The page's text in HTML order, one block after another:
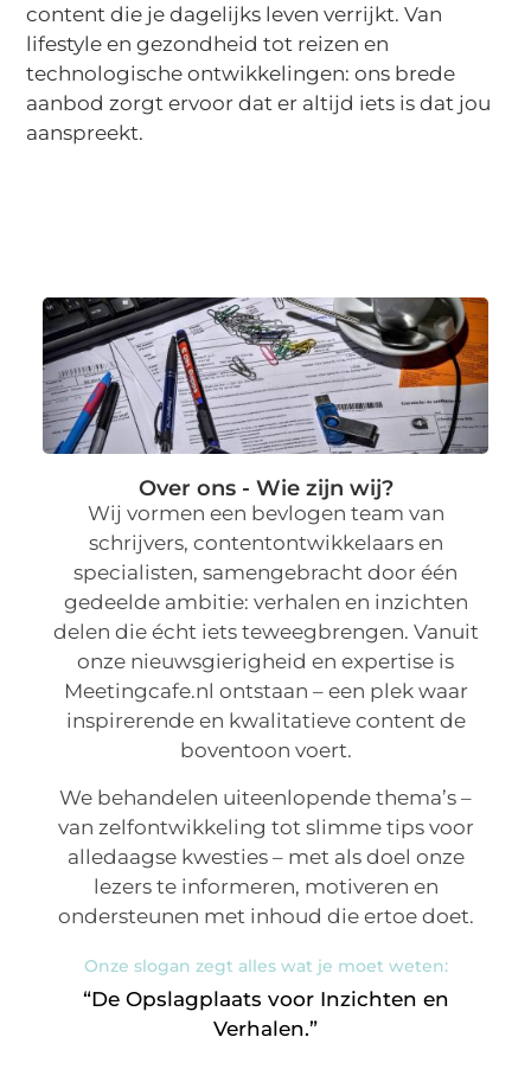
content die je dagelijks leven verrijkt. Van
lifestyle en gezondheid tot reizen en
technologische ontwikkelingen: ons brede
aanbod zorgt ervoor dat er altijd iets is dat jou
aanspreekt.
Over ons - Wie zijn wij?
Wij vormen een bevlogen team van
schrijvers, contentontwikkelaars en
specialisten, samengebracht door één
gedeelde ambitie: verhalen en inzichten
delen die écht iets teweegbrengen. Vanuit
onze nieuwsgierigheid en expertise is
Meetingcafe.nl ontstaan – een plek waar
inspirerende en kwalitatieve content de
boventoon voert.
We behandelen uiteenlopende thema’s –
van zelfontwikkeling tot slimme tips voor
alledaagse kwesties – met als doel onze
lezers te informeren, motiveren en
ondersteunen met inhoud die ertoe doet.
Onze slogan zegt alles wat je moet weten:
“De Opslagplaats voor Inzichten en
Verhalen.”